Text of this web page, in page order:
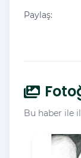
Paylaş:
Bu haber ile